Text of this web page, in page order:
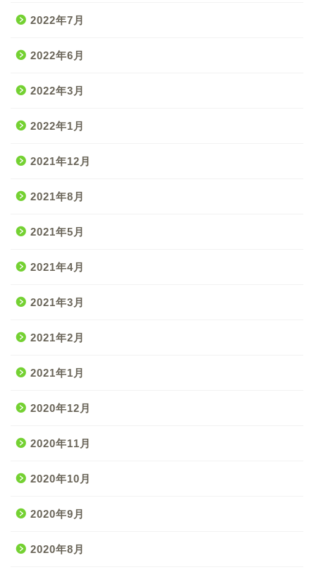
2022年7月
2022年6月
2022年3月
2022年1月
2021年12月
2021年8月
2021年5月
2021年4月
2021年3月
2021年2月
2021年1月
2020年12月
2020年11月
2020年10月
2020年9月
2020年8月